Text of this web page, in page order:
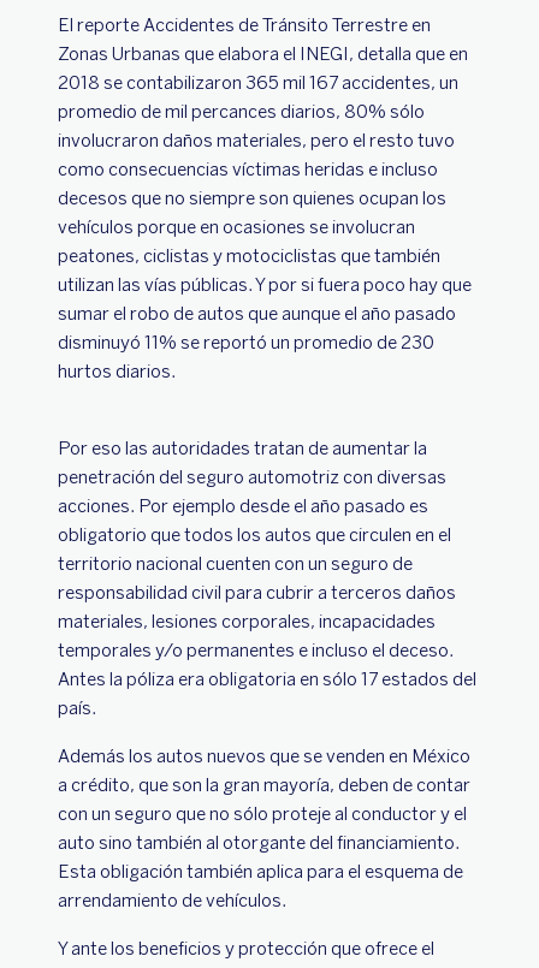
El reporte Accidentes de Tránsito Terrestre en
Zonas Urbanas que elabora el INEGI, detalla que en
2018 se contabilizaron 365 mil 167 accidentes, un
promedio de mil percances diarios, 80% sólo
involucraron daños materiales, pero el resto tuvo
como consecuencias víctimas heridas e incluso
decesos que no siempre son quienes ocupan los
vehículos porque en ocasiones se involucran
peatones, ciclistas y motociclistas que también
utilizan las vías públicas. Y por si fuera poco hay que
sumar el robo de autos que aunque el año pasado
disminuyó 11% se reportó un promedio de 230
hurtos diarios.
Por eso las autoridades tratan de aumentar la
penetración del seguro automotriz con diversas
acciones. Por ejemplo desde el año pasado es
obligatorio que todos los autos que circulen en el
territorio nacional cuenten con un seguro de
responsabilidad civil para cubrir a terceros daños
materiales, lesiones corporales, incapacidades
temporales y/o permanentes e incluso el deceso.
Antes la póliza era obligatoria en sólo 17 estados del
país.
Además los autos nuevos que se venden en México
a crédito, que son la gran mayoría, deben de contar
con un seguro que no sólo proteje al conductor y el
auto sino también al otorgante del financiamiento.
Esta obligación también aplica para el esquema de
arrendamiento de vehículos.
Y ante los beneficios y protección que ofrece el